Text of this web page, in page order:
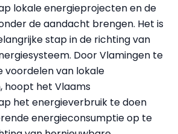
lokale energieprojecten en de
de aandacht brengen. Het is
stap in de richting van
Door Vlamingen te
voordelen van lokale
hoopt het Vlaams
het energieverbruik te doen
energieconsumptie op te